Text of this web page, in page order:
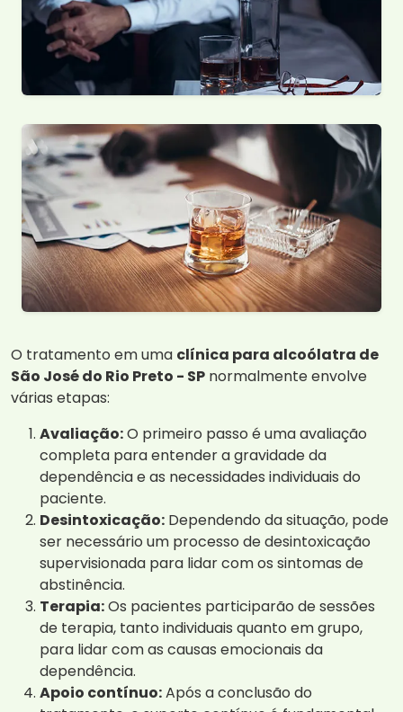
O tratamento em uma clínica para alcoólatra de
São José do Rio Preto - SP normalmente envolve
várias etapas:
Avaliação:O primeiro passo é uma avaliação
completa para entender a gravidade da
dependência e as necessidades individuais do
paciente.
Desintoxicação: Dependendo da situação, pode
ser necessário um processo de desintoxicação
supervisionada para lidar com os sintomas de
abstinência.
Terapia:Os pacientes participarão de sessões
de terapia, tanto individuais quanto em grupo,
para lidar com as causas emocionais da
dependência.
Apoio contínuo:Após a conclusão do